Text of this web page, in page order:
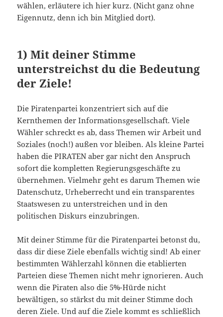
wählen, erläutere ich hier kurz. (Nicht ganz ohne
Eigennutz, denn ich bin Mitglied dort).
1) Mit deiner Stimme
unterstreichst du die Bedeutung
der Ziele!
Die Piratenpartei konzentriert sich auf die
Kernthemen der Informationsgesellschaft. Viele
Wähler schreckt es ab, dass Themen wir Arbeit und
Soziales (noch!) außen vor bleiben. Als kleine Partei
haben die PIRATEN aber gar nicht den Anspruch
sofort die kompletten Regierungsgeschäfte zu
übernehmen. Vielmehr geht es darum Themen wie
Datenschutz, Urheberrecht und ein transparentes
Staatswesen zu unterstreichen und in den
politischen Diskurs einzubringen.
Mit deiner Stimme für die Piratenpartei betonst du,
dass dir diese Ziele ebenfalls wichtig sind! Ab einer
bestimmten Wählerzahl können die etablierten
Parteien diese Themen nicht mehr ignorieren. Auch
wenn die Piraten also die 5%-Hürde nicht
bewältigen, so stärkst du mit deiner Stimme doch
deren Ziele. Und auf die Ziele kommt es schließlich